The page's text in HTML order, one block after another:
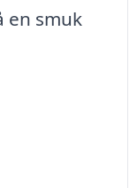
en smuk